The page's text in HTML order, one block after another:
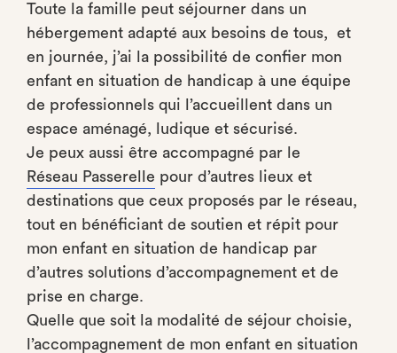
Toute la famille peut séjourner dans un
hébergement adapté aux besoins de tous, et
en journée, j’ai la possibilité de confier mon
enfant en situation de handicap à une équipe
de professionnels qui l’accueillent dans un
espace aménagé, ludique et sécurisé.
Je peux aussi être accompagné par le
Réseau Passerelle pour d’autres lieux et
destinations que ceux proposés par le réseau,
tout en bénéficiant de soutien et répit pour
mon enfant en situation de handicap par
d’autres solutions d’accompagnement et de
prise en charge.
Quelle que soit la modalité de séjour choisie,
l’accompagnement de mon enfant en situation